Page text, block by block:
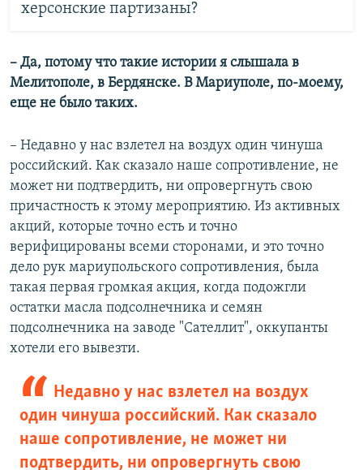
херсонские партизаны?
– Да, потому что такие истории я слышала в
Мелитополе, в Бердянске. В Мариуполе, по-моему,
еще не было таких.
– Недавно у нас взлетел на воздух один чинуша
российский. Как сказало наше сопротивление, не
может ни подтвердить, ни опровергнуть свою
причастность к этому мероприятию. Из активных
акций, которые точно есть и точно
верифицированы всеми сторонами, и это точно
дело рук мариупольского сопротивления, была
такая первая громкая акция, когда подожгли
остатки масла подсолнечника и семян
подсолнечника на заводе "Сателлит", оккупанты
хотели его вывезти.
Недавно у нас взлетел на воздух
один чинуша российский. Как сказало
наше сопротивление, не может ни
подтвердить, ни опровергнуть свою